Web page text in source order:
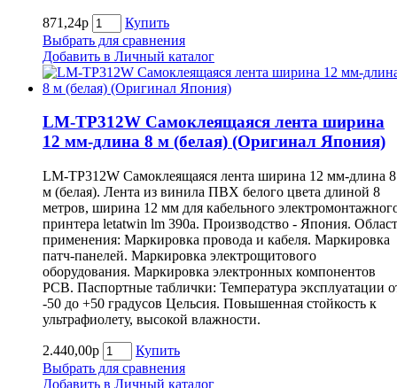
871,24р
Купить
Выбрать для сравнения
Добавить в Личный каталог
LM-TP312W Самоклеящаяся лента ширина
12 мм-длина 8 м (белая) (Оригинал Япония)
LM-TP312W Самоклеящаяся лента ширина 12 мм-длина 8
м (белая). Лента из винила ПВХ белого цвета длиной 8
метров, ширина 12 мм для кабельного
принтера letatwin lm 390a. Производство - Япония.
применения: Маркировка провода и кабеля. Маркировка
патч-панелей. Маркировка электрощитового
оборудования. Маркировка электронных компонентов
РСВ. Паспортные таблички: Температура эксплуатации
-50 до +50 градусов Цельсия. Повышенная стойкость к
ультрафиолету, высокой влажности.
2.440,00р
Купить
Выбрать для сравнения
Добавить в Личный каталог